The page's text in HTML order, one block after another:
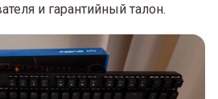
и гарантийный талон.